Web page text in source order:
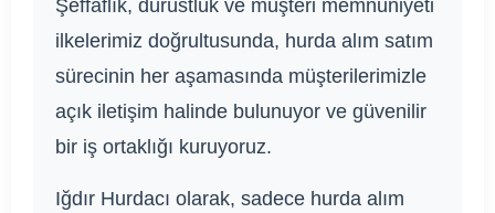
Şeffaflık, dürüstlük ve müşteri memnuniyeti
ilkelerimiz doğrultusunda, hurda alım satım
sürecinin her aşamasında müşterilerimizle
açık iletişim halinde bulunuyor ve güvenilir
bir iş ortaklığı kuruyoruz.
Iğdır Hurdacı olarak, sadece hurda alım